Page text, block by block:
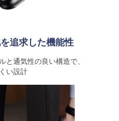
追求した機能性
と通気性の良い構造で、
い設計